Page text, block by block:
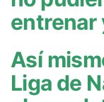
entrenar
Así
Liga de